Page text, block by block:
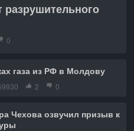
разрушительного
0
газа из РФ в Молдову
2 0
Чехова озвучил призыв к